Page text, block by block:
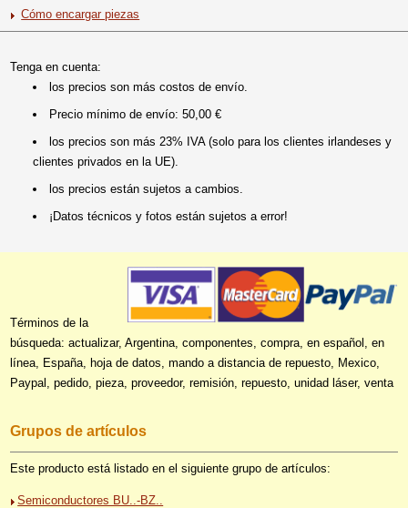
Cómo encargar piezas
Tenga en cuenta:
los precios son más costos de envío.
Precio mínimo de envío: 50,00 €
los precios son más 23% IVA (solo para los clientes irlandeses y
clientes privados en la UE).
los precios están sujetos a cambios.
¡Datos técnicos y fotos están sujetos a error!
Términos de la
búsqueda: actualizar, Argentina, componentes, compra, en español, en
línea, España, hoja de datos, mando a distancia de repuesto, Mexico,
Paypal, pedido, pieza, proveedor, remisión, repuesto, unidad láser, venta
Grupos de artículos
Este producto está listado en el siguiente grupo de artículos:
Semiconductores BU..-BZ..